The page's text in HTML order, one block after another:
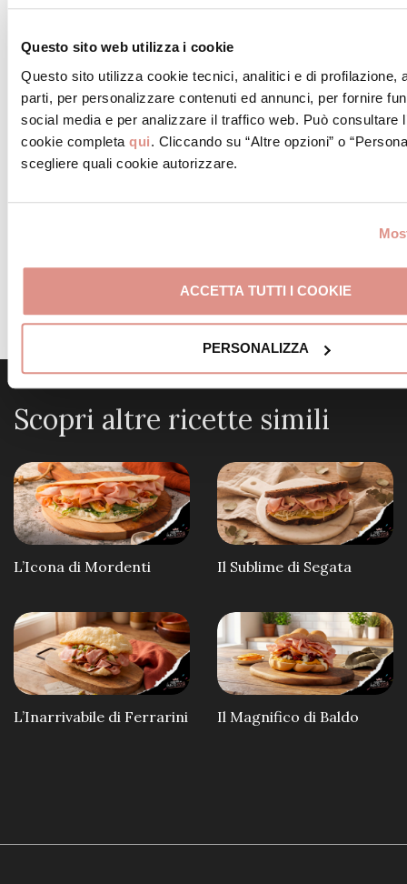
Questo sito web utilizza i cookie
Questo sito utilizza cookie tecnici, analitici e di profilazione,
parti, per personalizzare contenuti ed annunci, per fornire
social media e per analizzare il traffico web. Può consultare
cookie completa qui. Cliccando su “Altre opzioni” o
scegliere quali cookie autorizzare.
ACCETTA TUTTI I COOKIE
PERSONALIZZA
Maestri del Gusto Rosa: un viaggio tra le storie, le
terre e le tradizioni di chi ogni giorno si dedica con
cura e passione alla produzione della Mortadella
Bologna IGP: i nostri consorziati!
Scopri altre ricette simili
L’Icona di Mordenti Il Sublime di Segata
L’Inarrivabile di Ferrarini Il Magnifico di Baldo